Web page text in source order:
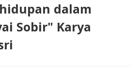
dalam
Sobir" Karya